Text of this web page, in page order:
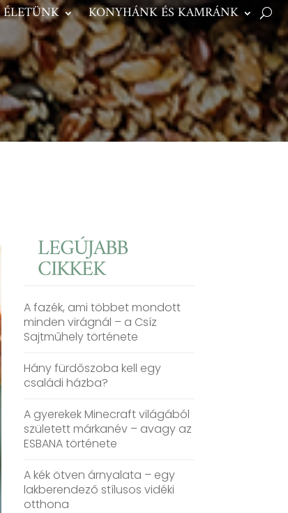
ÉLETÜNK KONYHÁNK ÉS KAMRÁNK
LEGÚJABB
CIKKEK
A fazék, ami többet mondott
minden virágnál – a Csíz
Sajtműhely története
Hány fürdőszoba kell egy
családi házba?
A gyerekek Minecraft világából
született márkanév – avagy az
ESBANA története
A kék ötven árnyalata – egy
lakberendező stílusos vidéki
otthona